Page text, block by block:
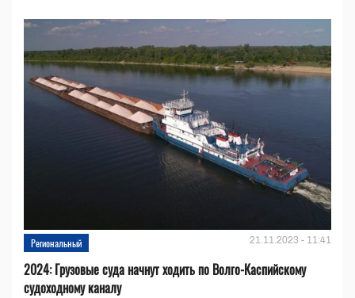
Региональный 21.11.2023 - 11:41
2024: Грузовые суда начнут ходить по Волго-Каспийскому
судоходному каналу